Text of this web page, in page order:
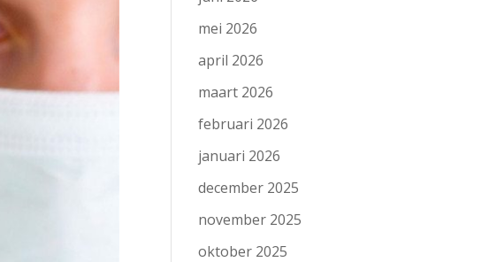
mei 2026
april 2026
maart 2026
februari 2026
januari 2026
december 2025
november 2025
oktober 2025